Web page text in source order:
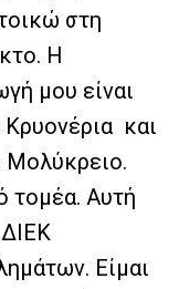
στη
Η
μου είναι
και
Μολύκρειο.
τομέα. Αυτή
Είμαι